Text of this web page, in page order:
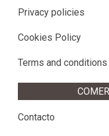
Privacy policies
Cookies Policy
Terms and conditions
Contacto